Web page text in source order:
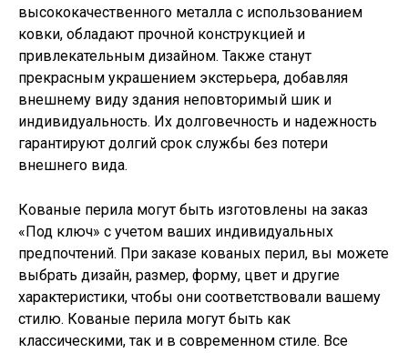
высококачественного металла с использованием
ковки, обладают прочной конструкцией и
привлекательным дизайном. Также станут
прекрасным украшением экстерьера, добавляя
внешнему виду здания неповторимый шик и
индивидуальность. Их долговечность и надежность
гарантируют долгий срок службы без потери
внешнего вида.
Кованые перила могут быть изготовлены на заказ
«Под ключ» с учетом ваших индивидуальных
предпочтений. При заказе кованых перил, вы можете
выбрать дизайн, размер, форму, цвет и другие
характеристики, чтобы они соответствовали вашему
стилю. Кованые перила могут быть как
классическими, так и в современном стиле. Все